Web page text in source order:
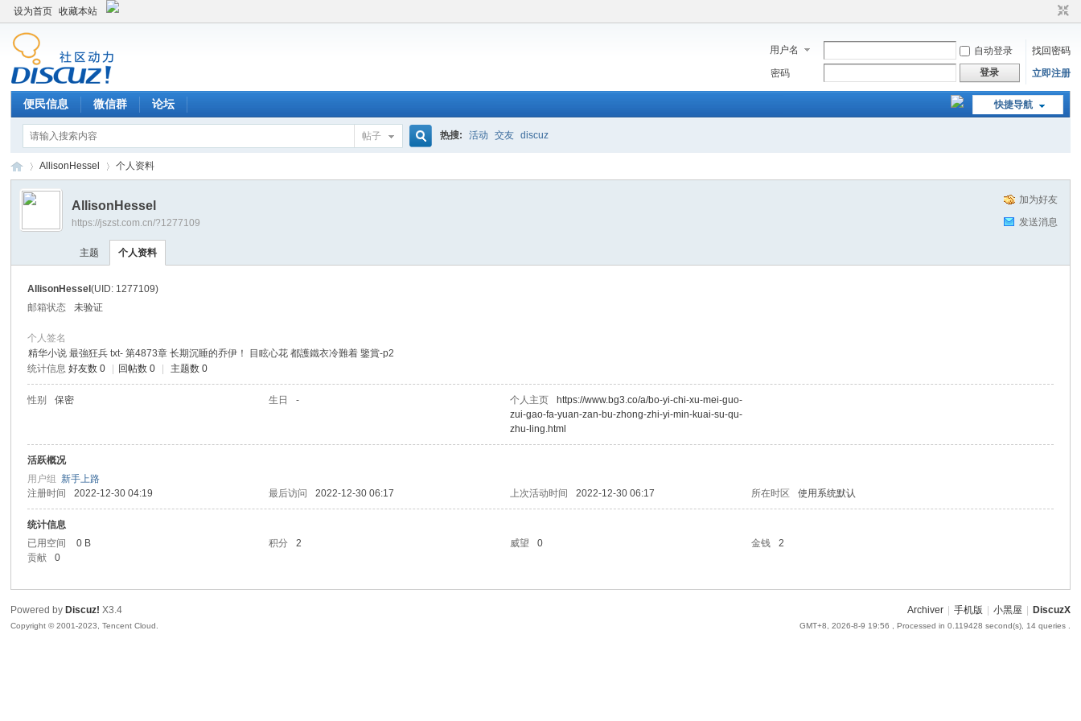
设为首页 收藏本站
用户名 自动登录
找回密码
密码
登录 立即注册
快捷导航
便民信息 微信群 论坛
帖子 热搜: 活动 交友 discuz
›
AllisonHessel 个人资料
加为好友
发送消息
AllisonHessel
https://jszst.com.cn/?1277109
主题 个人资料
AllisonHessel(UID: 1277109)
邮箱状态
未验证
个人签名
精华小说 最強狂兵 txt- 第4873章 长期沉睡的乔伊！ 目眩心花 都護鐵衣冷難着 鑒賞-p2
统计信息 好友数 0 回帖数 0 主题数 0
性别 保密 生日 - 个人主页
https://www.bg3.co/a/bo-yi-chi-xu-mei-guo-
zui-gao-fa-yuan-zan-bu-zhong-zhi-yi-min-kuai-su-qu-
zhu-ling.html
活跃概况
用户组新手上路
注册时间
2022-12-30 04:19 最后访问 2022-12-30 06:17 上次活动时间 2022-12-30 06:17 所在时区 使用系统默认
统计信息
已用空间
0 B 积分 2 威望 0 金钱
2
贡献
0
Archiver 手机版 小黑屋 DiscuzX
GMT+8, 2026-8-9 19:56 , Processed in 0.119428 second(s), 14 queries .
Powered by Discuz! X3.4
Copyright © 2001-2023, Tencent Cloud.